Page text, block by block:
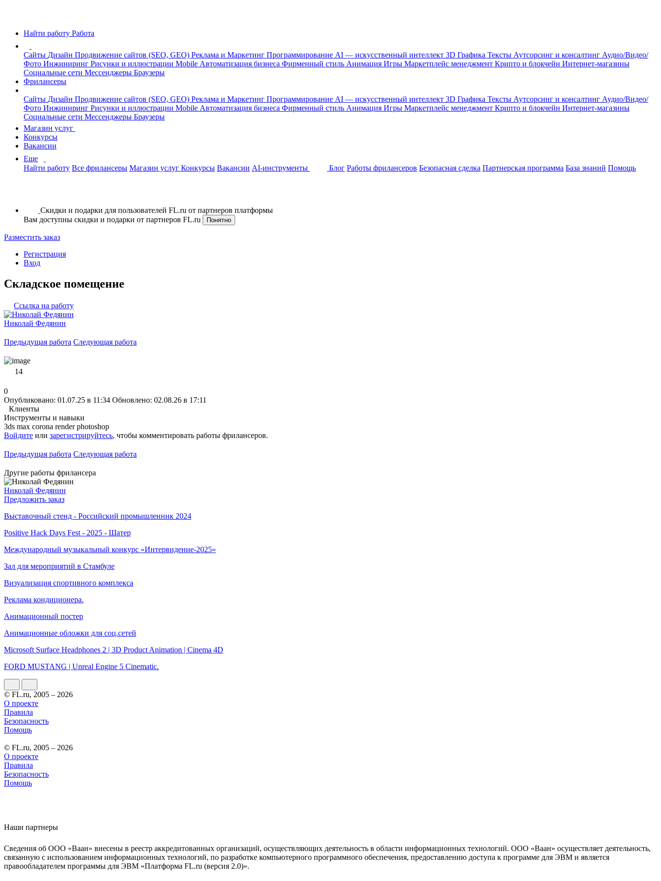
Найти работу Работа
Сайты Дизайн Продвижение сайтов (SEO, GEO) Реклама и Маркетинг Программирование AI — искусственный интеллект 3D Графика Тексты Аутсорсинг и консалтинг Аудио/Видео/
Фото Инжиниринг Рисунки и иллюстрации Mobile Автоматизация бизнеса Фирменный стиль Анимация Игры Маркетплейс менеджмент Крипто и блокчейн Интернет-магазины
Социальные сети Мессенджеры Браузеры
Фрилансеры
Сайты Дизайн Продвижение сайтов (SEO, GEO) Реклама и Маркетинг Программирование AI — искусственный интеллект 3D Графика Тексты Аутсорсинг и консалтинг Аудио/Видео/
Фото Инжиниринг Рисунки и иллюстрации Mobile Автоматизация бизнеса Фирменный стиль Анимация Игры Маркетплейс менеджмент Крипто и блокчейн Интернет-магазины
Социальные сети Мессенджеры Браузеры
Магазин услуг
Конкурсы
Вакансии
Еще
Найти работу Все фрилансеры Магазин услуг Конкурсы Вакансии AI-инструменты Блог Работы фрилансеров Безопасная сделка Партнерская программа База знаний Помощь
Скидки и подарки для пользователей FL.ru от партнеров платформы
Вам доступны скидки и подарки от партнеров FL.ru
Понятно
Разместить заказ
Регистрация
Вход
Складское помещение
Ссылка на работу
Николай Федянин
Предыдущая работа Следующая работа
14
0
Опубликовано: 01.07.25 в 11:34 Обновлено: 02.08.26 в 17:11
Клиенты
Инструменты и навыки
3ds max corona renderphotoshop
Войдите или зарегистрируйтесь, чтобы комментировать работы фрилансеров.
Предыдущая работа Следующая работа
Другие работы фрилансера
Николай Федянин
Предложить заказ
Выставочный стенд - Российский промышленник 2024
Positive Hack Days Fest - 2025 - Шатер
Международный музыкальный конкурс «Интервидение-2025»
Зал для мероприятий в Стамбуле
Визуализация спортивного комплекса
Реклама кондиционера.
Анимационный постер
Анимационные обложки для соц.сетей
Microsoft Surface Headphones 2 | 3D Product Animation | Cinema 4D
FORD MUSTANG | Unreal Engine 5 Cinematic.
© FL.ru, 2005 – 2026
О проекте
Правила
Безопасность
Помощь
© FL.ru, 2005 – 2026
О проекте
Правила
Безопасность
Помощь
Наши партнеры
Сведения об ООО «Ваан» внесены в реестр аккредитованных организаций, осуществляющих деятельность в области информационных технологий. ООО «Ваан» осуществляет деятельность,
связанную с использованием информационных технологий, по разработке компьютерного программного обеспечения, предоставлению доступа к программе для ЭВМ и является
правообладателем программы для ЭВМ «Платформа FL.ru (версия 2.0)».